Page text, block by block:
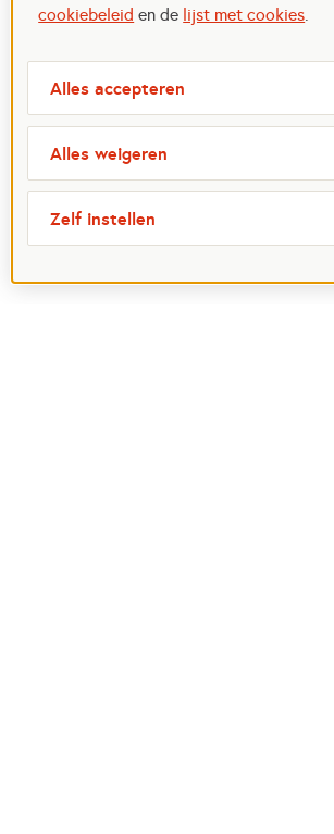
cookiebeleid en de lijst met cookies.
Alles accepteren
Alles weigeren
Zelf instellen